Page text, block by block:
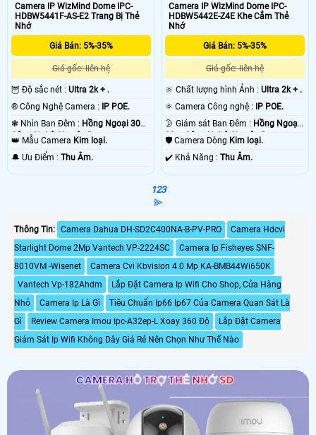
Camera IP WizMind Dome IPC-
HDBW5441F-AS-E2 Trang Bị Thẻ
Nhớ
Giá Bán: 5%-35%
Giá gốc: liên hệ
🦉 Độ sắc nét : Ultra 2k + .
®️ Công Nghệ Camera : IP POE.
❃ Nhìn Ban Đêm : Hồng Ngoại 30m
Công Nghệ Chuyên Dụng.
👑 Mẫu Camera Kim loại.
️🔔 Ưu Điểm : Thu Âm.
Camera IP WizMind Dome IPC-
HDBW5442E-Z4E Khe Cắm Thẻ
Nhớ
Giá Bán: 5%-35%
Giá gốc: liên hệ
🔆 Chất lượng hình Ảnh :Ultra 2k + .
⚛️ Camera Công nghệ : IP POE.
🌛 Giám sát Ban Đêm : Hồng Ngoại
80m Công Nghệ Chuyên Dụng.
🛡 Camera Dòng Kim loại.
️✔️ Khả Năng :Thu Âm.
123
⫸
Thông Tin: Camera Dahua DH-SD2C400NA-B-PV-PRO
Camera Hdcvi
Starlight Dome 2Mp Vantech VP-2224SC
Camera Ip Fisheyes SNF-
8010VM -Wisenet
Camera Cvi Kbvision 4.0 Mp KA-BMB44Wi650K
Vantech Vp-182Ahdm
Lắp Đặt Camera Ip Wifi Cho Shop, Cửa Hàng
Nhỏ
Camera Ip Là Gì
Tiêu Chuẩn Ip66 Ip67 Của Camera Quan Sát Là
Gì
Review Camera Imou Ipc-A32ep-L Xoay 360 Độ
Lắp Đặt Camera
Giám Sát Ip Wifi Không Dây Giá Rẻ Nên Chọn Như Thế Nào